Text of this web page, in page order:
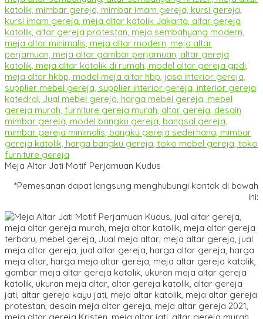
Meja Altar Jati Motif Perjamuan Kudus
*Pemesanan dapat langsung menghubungi kontak di bawah
ini: